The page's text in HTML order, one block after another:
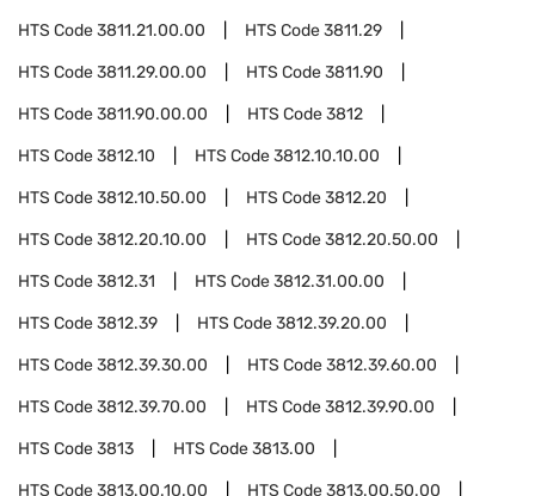
HTS Code3811.21.00.00 HTS Code3811.29
HTS Code3811.29.00.00 HTS Code3811.90
HTS Code3811.90.00.00 HTS Code3812
HTS Code3812.10 HTS Code3812.10.10.00
HTS Code3812.10.50.00 HTS Code3812.20
HTS Code3812.20.10.00 HTS Code3812.20.50.00
HTS Code3812.31 HTS Code3812.31.00.00
HTS Code3812.39 HTS Code3812.39.20.00
HTS Code3812.39.30.00 HTS Code3812.39.60.00
HTS Code3812.39.70.00 HTS Code3812.39.90.00
HTS Code3813 HTS Code3813.00
HTS Code3813.00.10.00 HTS Code3813.00.50.00